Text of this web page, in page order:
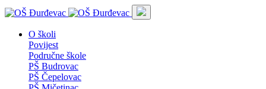
O školi
Povijest
Područne škole
PŠ Budrovac
PŠ Čepelovac